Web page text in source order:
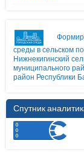
среды в сельском
Нижнекигинский
муниципального
район Республики
Спутник